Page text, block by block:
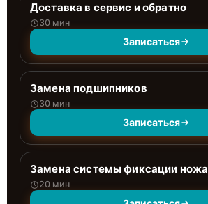
Доставка в сервис и обратно
30 мин
Записаться
Замена подшипников
30 мин
Записаться
Замена системы фиксации ножа
20 мин